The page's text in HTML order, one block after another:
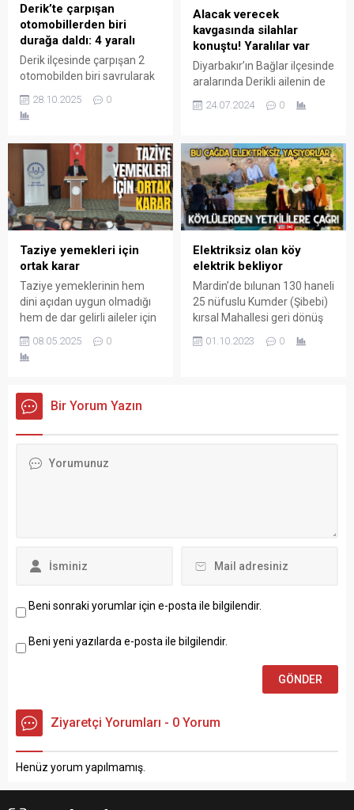
Derik’te çarpışan
otomobillerden biri
durağa daldı: 4 yaralı
Derik ilçesinde çarpışan 2
otomobilden biri savrularak
durağına daldı. Kazada
duraktaki kişiyle araçlardaki
28.10.2025 0
Alacak verecek
kavgasında silahlar
konuştu! Yaralılar var
Diyarbakır’ın Bağlar ilçesinde
aralarında Derikli ailenin de
çıkan silahlı kavgada 3 kişi
24.07.2024 0
Taziye yemekleri için
ortak karar
Taziye yemeklerinin hem
dini açıdan uygun olmadığı
hem de dar gelirli aileler için
gerekçesiyle Mardin’de
kurumlar ve kanaat
uygulamanın kaldırılması
yönünde adım attı.
08.05.2025 0
Elektriksiz olan köy
elektrik bekliyor
Mardin’de bılunan 130 haneli
25 nüfuslu Kumder (Şibebi)
kırsal Mahallesi geri dönüş
köylerindeki elektrik
01.10.2023 0
Bir Yorum Yazın
Beni sonraki yorumlar için e-posta ile bilgilendir.
Beni yeni yazılarda e-posta ile bilgilendir.
Ziyaretçi Yorumları - 0 Yorum
Henüz yorum yapılmamış.